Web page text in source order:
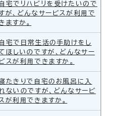
自宅でリハビリを受けたいので
が、どんなサービスが利用で
ますか。
自宅で日常生活の手助けをし
ほしいのですが、どんなサー
ビスが利用できますか。
たきりで自宅のお風呂に入
ないのですが、どんなサービ
が利用できますか。